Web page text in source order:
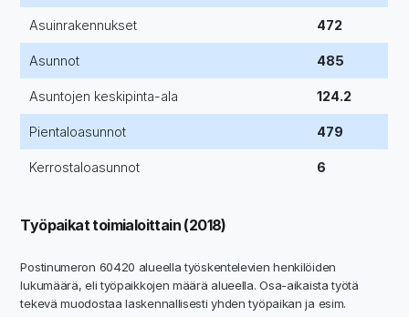
Asuinrakennukset 472
Asunnot 485
Asuntojen keskipinta-ala 124.2
Pientaloasunnot 479
Kerrostaloasunnot 6
Työpaikat toimialoittain (2018)
Postinumeron 60420 alueella työskentelevien henkilöiden
lukumäärä, eli työpaikkojen määrä alueella. Osa-aikaista työtä
tekevä muodostaa laskennallisesti yhden työpaikan ja esim.